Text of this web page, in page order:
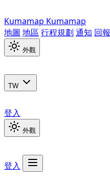
Kumamap Kumamap
地圖 地區 行程規劃 通知 回報
外觀
TW
登入
外觀
登入